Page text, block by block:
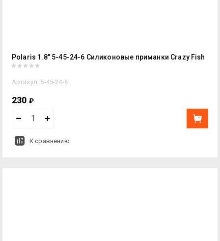
Polaris 1.8" 5-45-24-6 Силиконовые приманки Crazy Fish
Артикул: 5-45-24-6
230 ₽
К сравнению